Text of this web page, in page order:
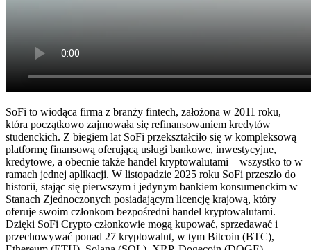
SoFi to wiodąca firma z branży fintech, założona w 2011 roku,
która początkowo zajmowała się refinansowaniem kredytów
studenckich. Z biegiem lat SoFi przekształciło się w kompleksową
platformę finansową oferującą usługi bankowe, inwestycyjne,
kredytowe, a obecnie także handel kryptowalutami – wszystko to w
ramach jednej aplikacji. W listopadzie 2025 roku SoFi przeszło do
historii, stając się pierwszym i jedynym bankiem konsumenckim w
Stanach Zjednoczonych posiadającym licencję krajową, który
oferuje swoim członkom bezpośredni handel kryptowalutami.
Dzięki SoFi Crypto członkowie mogą kupować, sprzedawać i
przechowywać ponad 27 kryptowalut, w tym Bitcoin (BTC),